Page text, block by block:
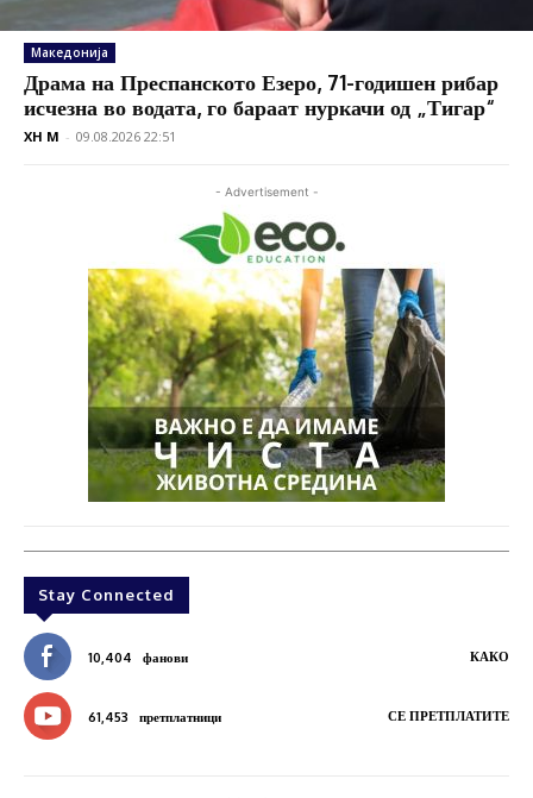
Македонија
Драма на Преспанското Езеро, 71-годишен рибар
исчезна во водата, го бараат нуркачи од „Тигар“
XH M - 09.08.2026 22:51
- Advertisement -
Stay Connected
10,404 фанови КАКО
61,453 претплатници СЕ ПРЕТПЛАТИТЕ